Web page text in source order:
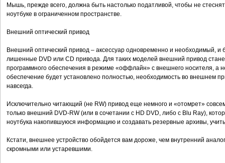
Мышь, прежде всего, должна быть настолько податливой, чтобы не
ноутбуке в ограниченном пространстве.
Внешний оптический привод
Внешний оптический привод – аксессуар одновременно и необходимый, и
лишенные DVD или CD привода. Для таких моделей внешний привод
программного обеспечения в режиме «оффлайн» с внешнего носителя, а
обеспечение будет установлено полностью, необходимость во внешнем
навсегда.
Исключительно читающий (не RW) привод еще немного и «отомрет»
только внешний DVD-RW (или в сочетании с HD DVD, либо с Blu Ray),
ноутбука накопившуюся информацию и создавать резервные архивы,
Кстати, внешнее устройство обойдется вам дороже, чем внутренний
скромными или устаревшими.